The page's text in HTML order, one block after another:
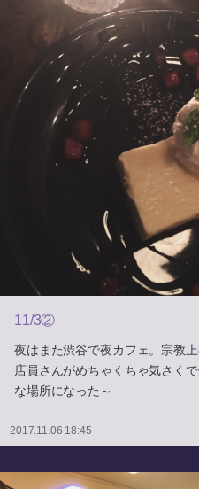
11/3②
夜はまた渋谷で夜カフェ。宗教上
店員さんがめちゃくちゃ気さく
な場所になった～
2017.11.06 18:45